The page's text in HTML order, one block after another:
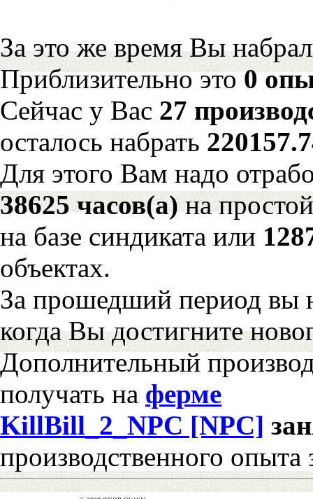
За это же время Вы
Приблизительно это0
Сейчас у Вас 27
осталось набрать
Для этого Вам надо
38625 часов(а)на
на базе синдиката или
объектах.
За прошедший период вы
когда Вы достигните
Дополнительный
получать на ферме
KillBill_2_NPC [NPC]
производственного опыта